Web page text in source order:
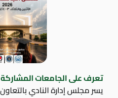
تعرف على الجامعات المشاركة
يسر مجلس إدارة النادي بالتعاون